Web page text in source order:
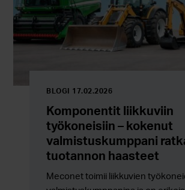
BLOGI 17.02.2026
Komponentit liikkuviin
työkoneisiin – kokenut
valmistuskumppani
tuotannon haasteet
Meconet toimii liikkuvien